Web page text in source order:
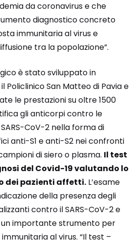
da coronavirus e che
diagnostico concreto
immunitaria al virus e
tra la popolazione”.
è stato sviluppato in
Policlinico San Matteo di Pavia e
le prestazioni su oltre 1500
gli anticorpi contro le
CoV-2 nella forma di
anti-S1 e anti-S2 nei confronti
di siero o plasma. Il test
del Covid-19 valutando lo
dei pazienti affetti. L’esame
della presenza degli
contro il SARS-CoV-2 e
importante strumento per
al virus. “Il test –